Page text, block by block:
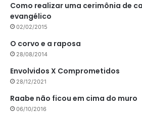
Como realizar uma cerimônia de
evangélico
02/02/2015
O corvo e a raposa
28/08/2014
Envolvidos X Comprometidos
28/12/2021
Raabe não ficou em cima do muro
06/10/2016